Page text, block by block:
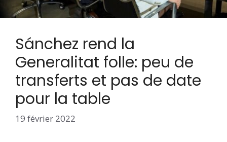
Sánchez rend la
Generalitat folle: peu de
transferts et pas de date
pour la table
19 février 2022